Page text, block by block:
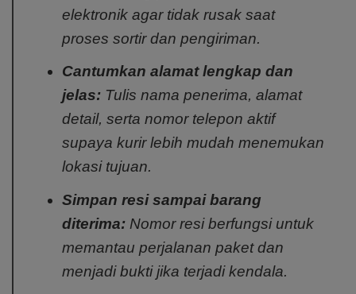
elektronik agar tidak rusak saat
proses sortir dan pengiriman.
Cantumkan alamat lengkap dan
jelas: Tulis nama penerima, alamat
detail, serta nomor telepon aktif
supaya kurir lebih mudah menemukan
lokasi tujuan.
Simpan resi sampai barang
diterima: Nomor resi berfungsi untuk
memantau perjalanan paket dan
menjadi bukti jika terjadi kendala.